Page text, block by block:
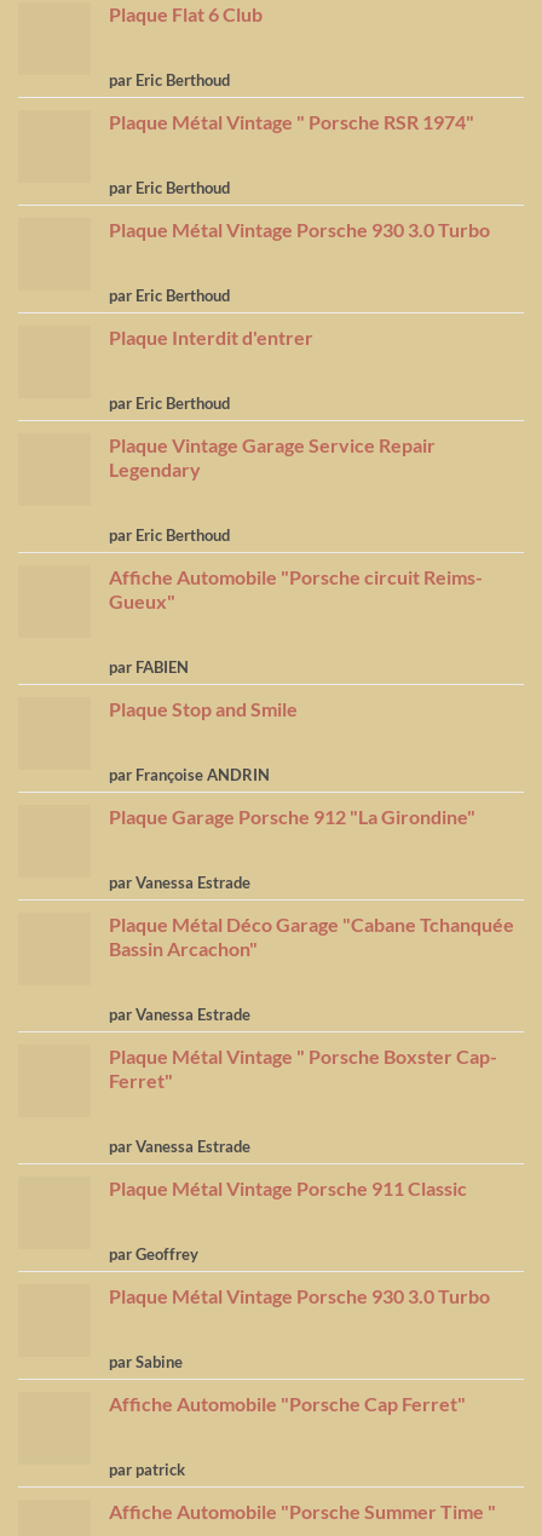
Plaque Flat 6 Club
Note5 sur
5
par Eric Berthoud
Plaque Métal Vintage " Porsche RSR 1974"
Note5 sur
5
par Eric Berthoud
Plaque Métal Vintage Porsche 930 3.0 Turbo
Note5 sur
5
par Eric Berthoud
Plaque Interdit d'entrer
Note5 sur
5
par Eric Berthoud
Plaque Vintage Garage Service Repair
Legendary
Note5 sur
5
par Eric Berthoud
Affiche Automobile "Porsche circuit Reims-
Gueux"
Note5sur
5
par FABIEN
Plaque Stop and Smile
Note4
sur 5
par Françoise ANDRIN
Plaque Garage Porsche 912 "La Girondine"
Note5sur
5
par Vanessa Estrade
Plaque Métal Déco Garage "Cabane Tchanquée
Bassin Arcachon"
Note5sur
5
par Vanessa Estrade
Plaque Métal Vintage " Porsche Boxster Cap-
Ferret"
Note5sur
5
par Vanessa Estrade
Plaque Métal Vintage Porsche 911 Classic
Note5sur
5
par Geoffrey
Plaque Métal Vintage Porsche 930 3.0 Turbo
Note5sur
5
par Sabine
Affiche Automobile "Porsche Cap Ferret"
Note4
sur 5
par patrick
Affiche Automobile "Porsche Summer Time "